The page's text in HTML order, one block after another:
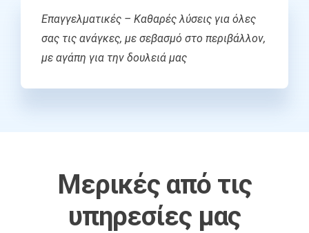
Επαγγελματικές – Καθαρές λύσεις για όλες
σας τις ανάγκες, με σεβασμό στο περιβάλλον,
με αγάπη για την δουλειά μας
Μερικές από τις
υπηρεσίες μας